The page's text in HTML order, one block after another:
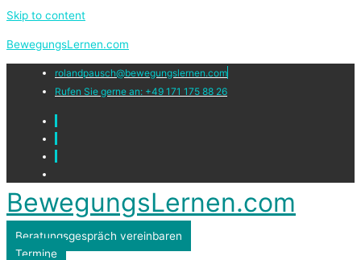
Skip to content
BewegungsLernen.com
rolandpausch@bewegungslernen.com
Rufen Sie gerne an: +49 171 175 88 26
BewegungsLernen.com
Beratungsgespräch vereinbaren
Termine